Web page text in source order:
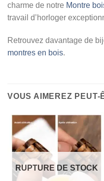
charme de notre Montre
travail d’horloger
Retrouvez davantage de
montres en bois.
VOUS AIMEREZ
RUPTURE DE STOCK